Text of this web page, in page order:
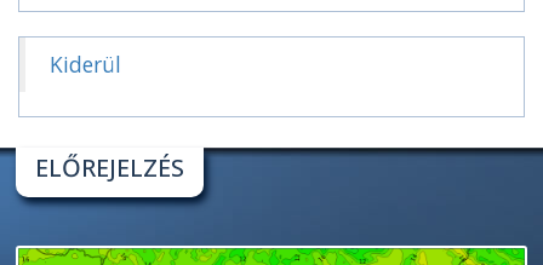
Kiderül
ELŐREJELZÉS